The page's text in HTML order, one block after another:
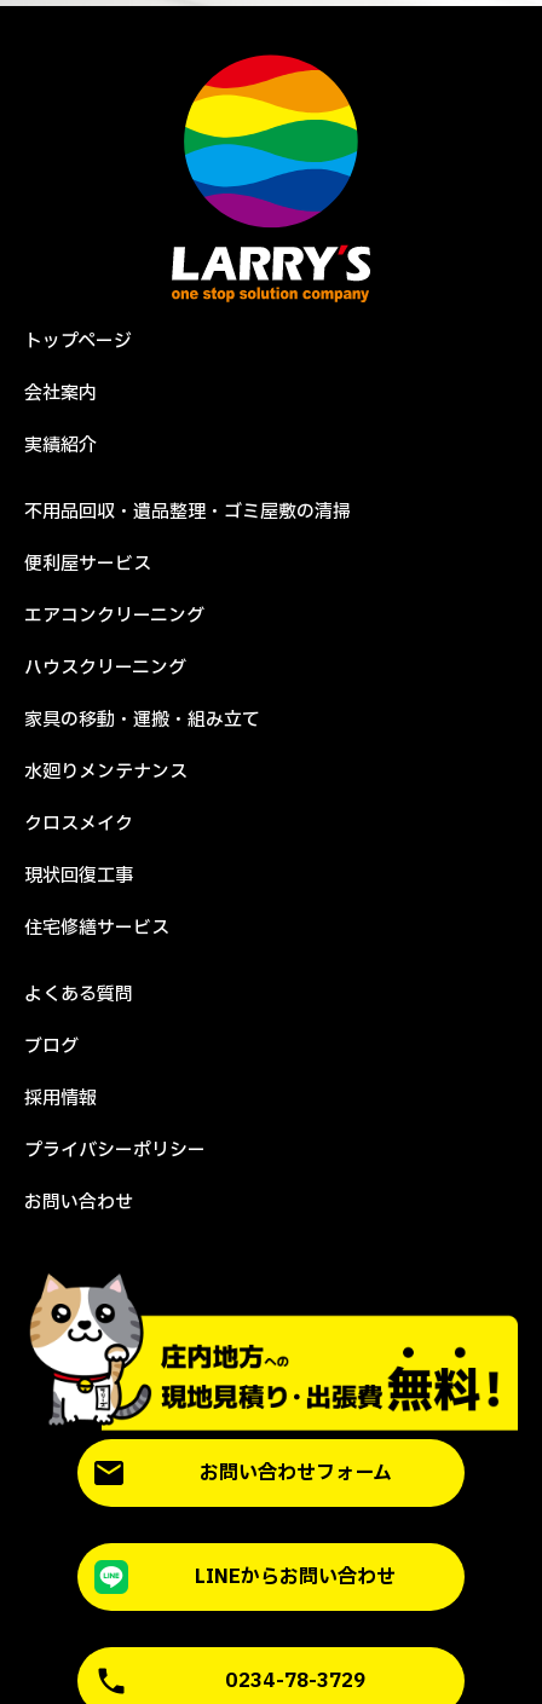
トップページ
会社案内
実績紹介
不用品回収・遺品整理・ゴミ屋敷の清掃
便利屋サービス
エアコンクリーニング
ハウスクリーニング
家具の移動・運搬・組み立て
水廻りメンテナンス
クロスメイク
現状回復工事
住宅修繕サービス
よくある質問
ブログ
採用情報
プライバシーポリシー
お問い合わせ
お問い合わせフォーム
LINEからお問い合わせ
0234-78-3729